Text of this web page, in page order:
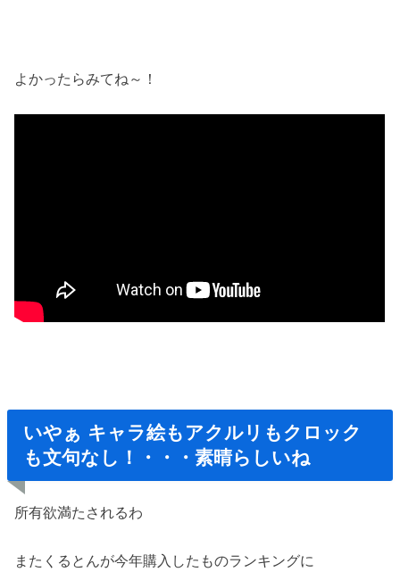
よかったらみてね～！
いやぁ キャラ絵もアクルリもクロック
も文句なし！・・・素晴らしいね
所有欲満たされるわ
またくるとんが今年購入したものランキングに